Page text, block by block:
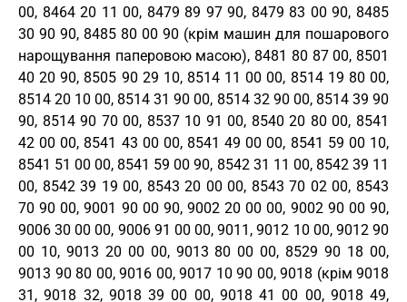
00, 8464 20 11 00, 8479 89 97 90, 8479 83 00 90, 8485
30 90 90, 8485 80 00 90 (крім машин для пошарового
нарощування паперовою масою), 8481 80 87 00, 8501
40 20 90, 8505 90 29 10, 8514 11 00 00, 8514 19 80 00,
8514 20 10 00, 8514 31 90 00, 8514 32 90 00, 8514 39 90
90, 8514 90 70 00, 8537 10 91 00, 8540 20 80 00, 8541
42 00 00, 8541 43 00 00, 8541 49 00 00, 8541 59 00 10,
8541 51 00 00, 8541 59 00 90, 8542 31 11 00, 8542 39 11
00, 8542 39 19 00, 8543 20 00 00, 8543 70 02 00, 8543
70 90 00, 9001 90 00 90, 9002 20 00 00, 9002 90 00 90,
9006 30 00 00, 9006 91 00 00, 9011, 9012 10 00, 9012 90
00 10, 9013 20 00 00, 9013 80 00 00, 8529 90 18 00,
9013 90 80 00, 9016 00, 9017 10 90 00, 9018 (крім 9018
31, 9018 32, 9018 39 00 00, 9018 41 00 00, 9018 49,